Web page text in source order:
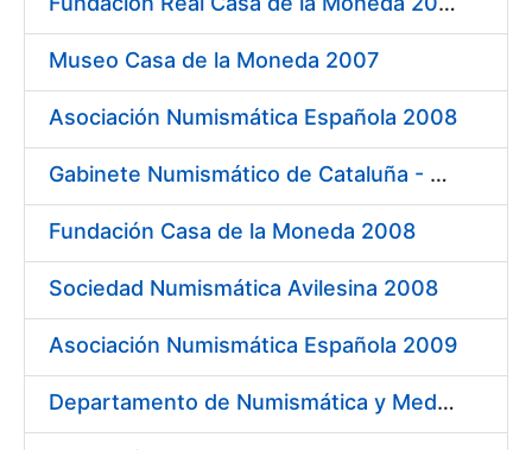
Museo Casa de la Moneda 2007
Asociación Numismática Española 2008
Gabinete Numismático de Cataluña - Museo Nacional de Arte de Cataluña 2008
Fundación Casa de la Moneda 2008
Sociedad Numismática Avilesina 2008
Asociación Numismática Española 2009
Departamento de Numismática y Medallística. Museo Arqueológico Nacional 2009